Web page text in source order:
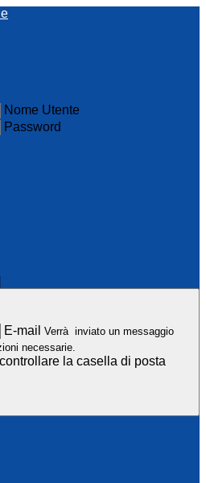
Nome Utente
Password
E-mail Verrà inviato un messaggio
necessarie.
la casella di posta